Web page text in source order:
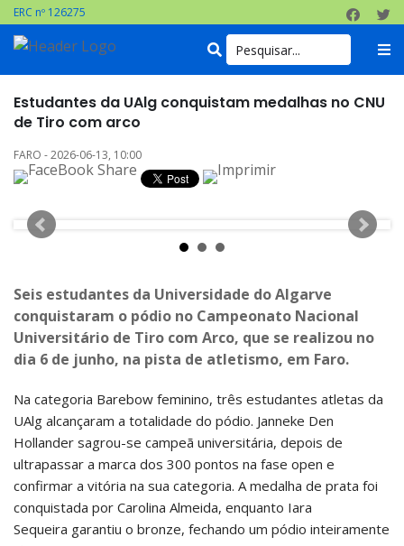
ERC nº 126275
Estudantes da UAlg conquistam medalhas no CNU
de Tiro com arco
FARO - 2026-06-13, 10:00
Seis estudantes da Universidade do Algarve
conquistaram o pódio no Campeonato Nacional
Universitário de Tiro com Arco, que se realizou no
dia 6 de junho, na pista de atletismo, em Faro.
Na categoria Barebow feminino, três estudantes atletas da
UAlg alcançaram a totalidade do pódio. Janneke Den
Hollander sagrou-se campeã universitária, depois de
ultrapassar a marca dos 300 pontos na fase open e
confirmar a vitória na sua categoria. A medalha de prata foi
conquistada por Carolina Almeida, enquanto Iara
Sequeira garantiu o bronze, fechando um pódio inteiramente